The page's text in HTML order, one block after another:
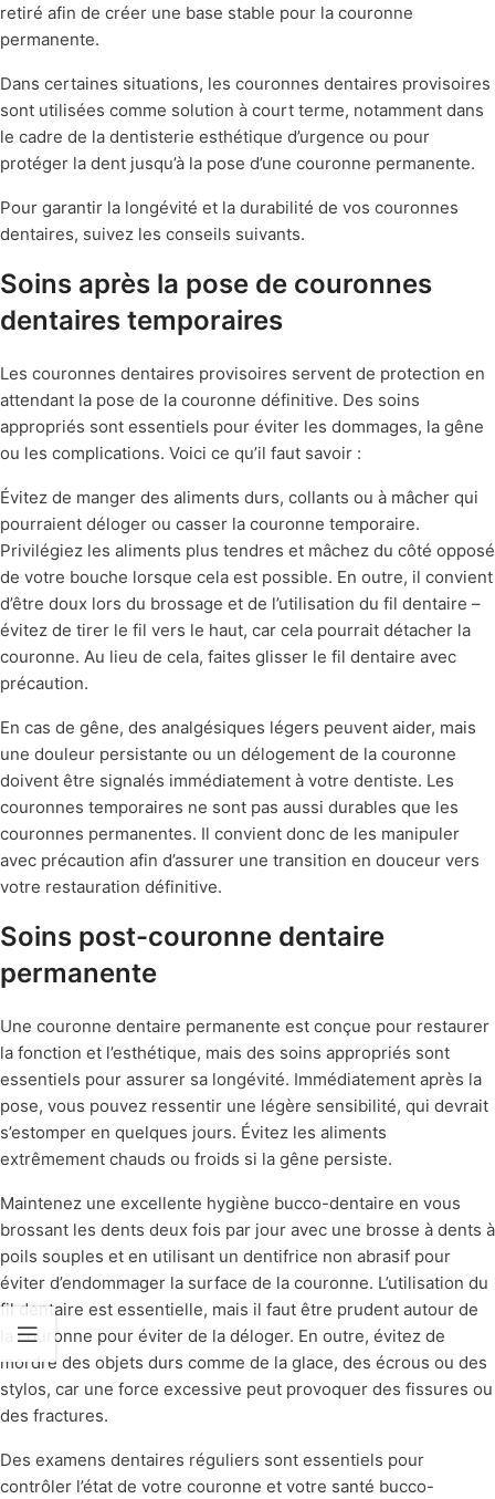
retiré afin de créer une base stable pour la couronne
permanente.
Dans certaines situations, les couronnes dentaires provisoires
sont utilisées comme solution à court terme, notamment dans
le cadre de la dentisterie esthétique d’urgence ou pour
protéger la dent jusqu’à la pose d’une couronne permanente.
Pour garantir la longévité et la durabilité de vos couronnes
dentaires, suivez les conseils suivants.
Soins après la pose de couronnes
dentaires temporaires
Les couronnes dentaires provisoires servent de protection en
attendant la pose de la couronne définitive. Des soins
appropriés sont essentiels pour éviter les dommages, la gêne
ou les complications. Voici ce qu’il faut savoir :
Évitez de manger des aliments durs, collants ou à mâcher qui
pourraient déloger ou casser la couronne temporaire.
Privilégiez les aliments plus tendres et mâchez du côté opposé
de votre bouche lorsque cela est possible. En outre, il convient
d’être doux lors du brossage et de l’utilisation du fil dentaire –
évitez de tirer le fil vers le haut, car cela pourrait détacher la
couronne. Au lieu de cela, faites glisser le fil dentaire avec
précaution.
En cas de gêne, des analgésiques légers peuvent aider, mais
une douleur persistante ou un délogement de la couronne
doivent être signalés immédiatement à votre dentiste. Les
couronnes temporaires ne sont pas aussi durables que les
couronnes permanentes. Il convient donc de les manipuler
avec précaution afin d’assurer une transition en douceur vers
votre restauration définitive.
Soins post-couronne dentaire
permanente
Une couronne dentaire permanente est conçue pour restaurer
la fonction et l’esthétique, mais des soins appropriés sont
essentiels pour assurer sa longévité. Immédiatement après la
pose, vous pouvez ressentir une légère sensibilité, qui devrait
s’estomper en quelques jours. Évitez les aliments
extrêmement chauds ou froids si la gêne persiste.
Maintenez une excellente hygiène bucco-dentaire en vous
brossant les dents deux fois par jour avec une brosse à dents à
poils souples et en utilisant un dentifrice non abrasif pour
éviter d’endommager la surface de la couronne. L’utilisation du
fil dentaire est essentielle, mais il faut être prudent autour de
la couronne pour éviter de la déloger. En outre, évitez de
mordre des objets durs comme de la glace, des écrous ou des
stylos, car une force excessive peut provoquer des fissures ou
des fractures.
Des examens dentaires réguliers sont essentiels pour
contrôler l’état de votre couronne et votre santé bucco-